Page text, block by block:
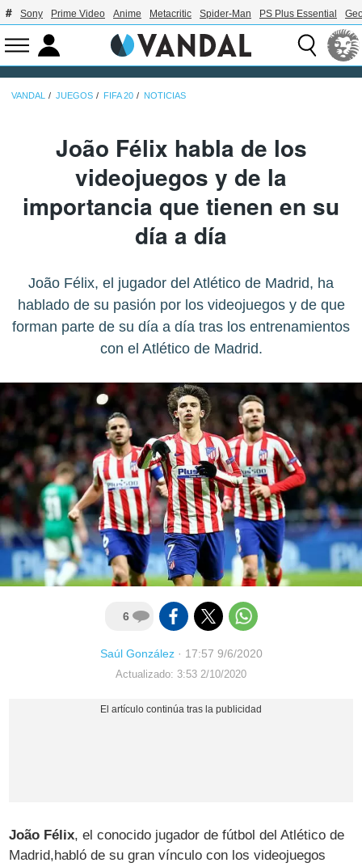
Sony Prime Video Anime Metacritic Spider-Man PS Plus Essential
VANDAL JUEGOS FIFA 20 NOTICIAS
João Félix habla de los
videojuegos y de la
importancia que tienen en su
día a día
João Félix, el jugador del Atlético de Madrid, ha
hablado de su pasión por los videojuegos y de que
forman parte de su día a día tras los entrenamientos
con el Atlético de Madrid.
6
Saúl González· 17:57 9/6/2020
Actualizado: 3:53 2/10/2020
João Félix, el conocido jugador de fútbol del Atlético de
Madrid,habló de su gran vínculo con los videojuegos